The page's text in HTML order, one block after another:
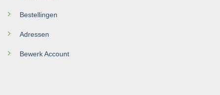
Bestellingen
Adressen
Bewerk Account